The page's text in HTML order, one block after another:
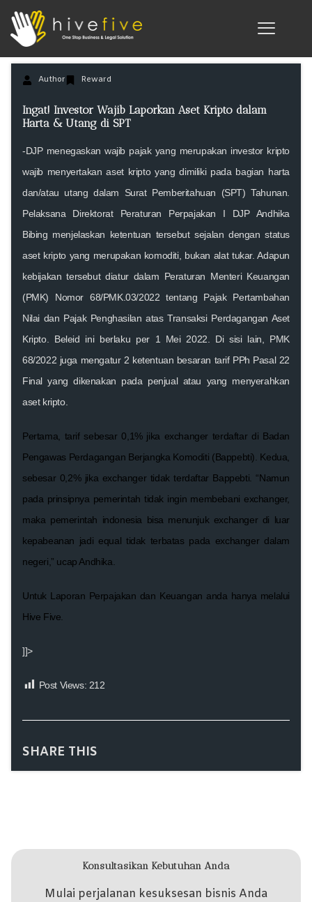
Author Reward
Ingat! Investor Wajib Laporkan Aset Kripto dalam
Harta & Utang di SPT
-DJP menegaskan wajib pajak yang merupakan investor kripto
wajib menyertakan aset kripto yang dimiliki pada bagian harta
dan/atau utang dalam Surat Pemberitahuan (SPT) Tahunan.
Pelaksana Direktorat Peraturan Perpajakan I DJP Andhika
Bibing menjelaskan ketentuan tersebut sejalan dengan status
aset kripto yang merupakan komoditi, bukan alat tukar. Adapun
kebijakan tersebut diatur dalam Peraturan Menteri Keuangan
(PMK) Nomor 68/PMK.03/2022 tentang Pajak Pertambahan
Nilai dan Pajak Penghasilan atas Transaksi Perdagangan Aset
Kripto. Beleid ini berlaku per 1 Mei 2022. Di sisi lain, PMK
68/2022 juga mengatur 2 ketentuan besaran tarif PPh Pasal 22
Final yang dikenakan pada penjual atau yang menyerahkan
aset kripto.
Pertama, tarif sebesar 0,1% jika exchanger terdaftar di Badan
Pengawas Perdagangan Berjangka Komoditi (Bappebti). Kedua,
sebesar 0,2% jika exchanger tidak terdaftar Bappebti. “Namun
pada prinsipnya pemerintah tidak ingin membebani exchanger,
maka pemerintah indonesia bisa menunjuk exchanger di luar
kepabeanan jadi equal tidak terbatas pada exchanger dalam
negeri,” ucap Andhika.
Untuk Laporan Perpajakan dan Keuangan anda hanya melalui
Hive Five.
]]>
Post Views: 212
SHARE THIS
Konsultasikan Kebutuhan Anda
Mulai perjalanan kesuksesan bisnis Anda